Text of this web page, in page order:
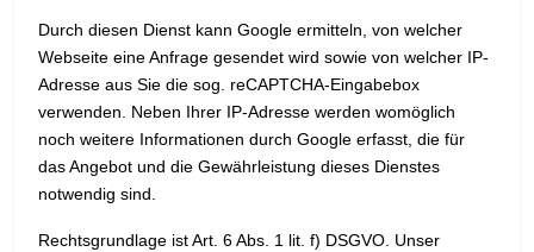
Durch diesen Dienst kann Google ermitteln, von welcher
Webseite eine Anfrage gesendet wird sowie von welcher IP-
Adresse aus Sie die sog. reCAPTCHA-Eingabebox
verwenden. Neben Ihrer IP-Adresse werden womöglich
noch weitere Informationen durch Google erfasst, die für
das Angebot und die Gewährleistung dieses Dienstes
notwendig sind.
Rechtsgrundlage ist Art. 6 Abs. 1 lit. f) DSGVO. Unser